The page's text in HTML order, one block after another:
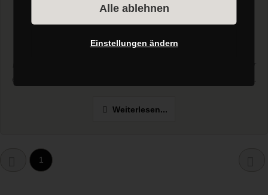
App für Fitnessstudios und
Personal Trainer
Weiterlesen...
1
Alle ablehnen
Einstellungen ändern